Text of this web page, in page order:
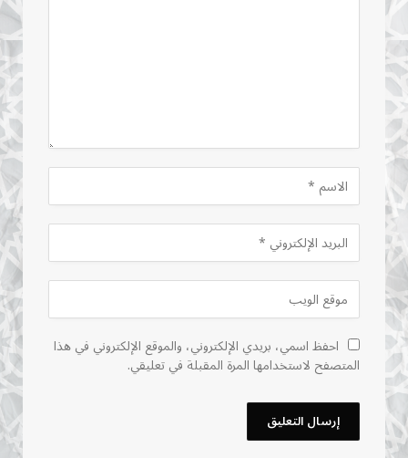
احفظ اسمي، بريدي الإلكتروني، والموقع الإلكتروني في هذا
المتصفح لاستخدامها المرة المقبلة في تعليقي.